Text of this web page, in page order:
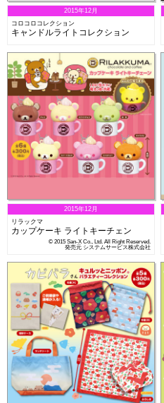
2015年12月
コロコロコレクション
キャンドルライトコレクション
2015年12月
リラックマ
カップケーキ ライトキーチェン
© 2015 San-X Co., Ltd. All Right Reserved.
発売元 システムサービス株式会社